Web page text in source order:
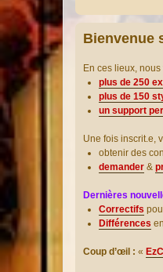
Bienvenue
En ces lieux,
plus de 250
plus de 150
un support
Une fois inscrit.e,
obtenir des
demander &
Dernières
Correctifs
Différences
Coup d’œil : «